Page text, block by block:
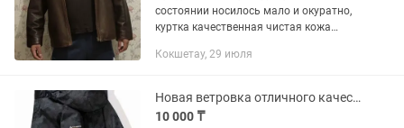
состоянии носилось мало и окуратно,
куртка качественная чистая кожа
Кокшетау, 29 июля
Новая ветровка отличного качества
10 000 ₸